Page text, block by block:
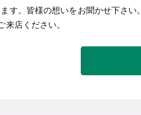
す。皆様の想いをお聞かせ下さい。
店ください。